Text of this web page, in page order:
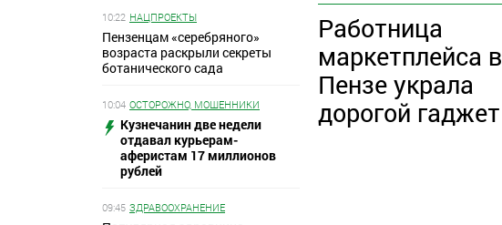
10:22 НАЦПРОЕКТЫ
Пензенцам «серебряного»
возраста раскрыли секреты
ботанического сада
10:04 ОСТОРОЖНО, МОШЕННИКИ
Кузнечанин две недели
отдавал курьерам-
аферистам 17 миллионов
рублей
09:45 ЗДРАВООХРАНЕНИЕ
Работница
маркетплейса в
Пензе украла
дорогой гаджет